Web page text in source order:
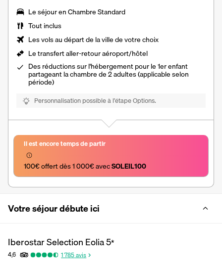
Le séjour en Chambre Standard
Tout inclus
Les vols au départ de la ville de votre choix
Le transfert aller-retour aéroport/hôtel
Des réductions sur l'hébergement pour le 1er enfant
partageant la chambre de 2 adultes (applicable selon
période)
Personnalisation possible à l’étape Options.
Il est encore temps de partir
100€ offert dès 1 000€ avec SOLEIL100
Votre séjour débute ici
Iberostar Selection Eolia5*
4,6 1 785avis